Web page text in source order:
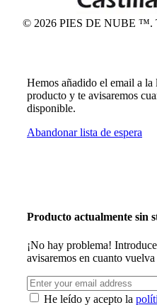
© 2026 PIES DE NUBE ™.
Hemos añadido el email a la
producto y te avisaremos
disponible.
Abandonar lista de espera
Producto actualmente sin
¡No hay problema!
avisaremos en cuanto
He leído y acepto la